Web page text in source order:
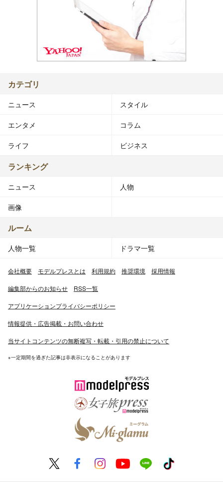
カテゴリ
ニュース スタイル
エンタメ コラム
ライフ ビジネス
ランキング
ニュース 人物
画像
ルーム
人物一覧 ドラマ一覧
会社概要 モデルプレスとは 利用規約 推奨環境 採用情報
編集部からのお知らせ RSS一覧
アプリケーションプライバシーポリシー
情報提供・広告掲載・お問い合わせ
当サイトコンテンツの無断複写・転載・引用の禁止について
※一定期間を過ぎた記事は非表示になることがあります